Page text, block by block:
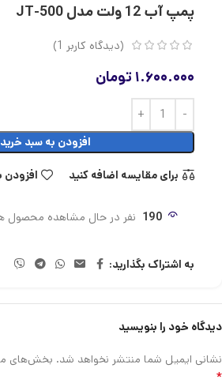
پمپ آب 12 ولت مدل JT-500
(دیدگاه کاربر 1
)
۱.۶۰۰.۰۰۰ تومان
افزودن به سبد خرید
برای مقایسه اضافه کنید افزودن
190 نفر در حال مشاهده محصول
به اشتراک بگذارید:
دیدگاه خود را بنویسید
نشانی ایمیل شما منتشر نخواهد شد. بخش‌های
*